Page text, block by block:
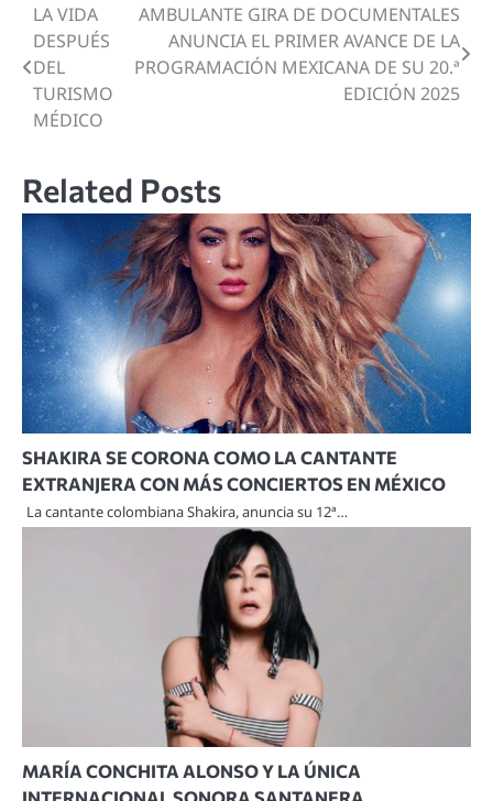
Navegación
de
entradas
LA VIDA
DESPUÉS
DEL
TURISMO
MÉDICO
AMBULANTE GIRA DE DOCUMENTALES
ANUNCIA EL PRIMER AVANCE DE LA
PROGRAMACIÓN MEXICANA DE SU 20.ª
EDICIÓN 2025
Related Posts
SHAKIRA SE CORONA COMO LA CANTANTE
EXTRANJERA CON MÁS CONCIERTOS EN MÉXICO
La cantante colombiana Shakira, anuncia su 12ª…
MARÍA CONCHITA ALONSO Y LA ÚNICA
INTERNACIONAL SONORA SANTANERA